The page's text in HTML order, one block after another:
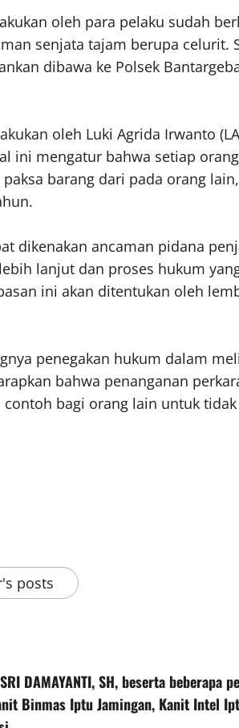
oleh para pelaku sudah
senjata tajam berupa celurit.
dibawa ke Polsek
oleh Luki Agrida Irwanto
ini mengatur bahwa setiap
barang dari pada orang
dikenakan ancaman pidana
lanjut dan proses hukum
ini akan ditentukan oleh
penegakan hukum dalam
bahwa penanganan
bagi orang lain untuk
posts
DAMAYANTI, SH, beserta beberapa
Binmas Iptu Jamingan, Kanit Intel